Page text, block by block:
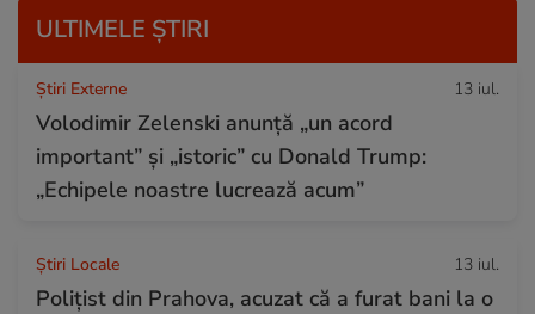
ULTIMELE ȘTIRI
Știri Externe 13 iul.
Volodimir Zelenski anunță „un acord
important” și „istoric” cu Donald Trump:
„Echipele noastre lucrează acum”
Știri Locale 13 iul.
Polițist din Prahova, acuzat că a furat bani la o